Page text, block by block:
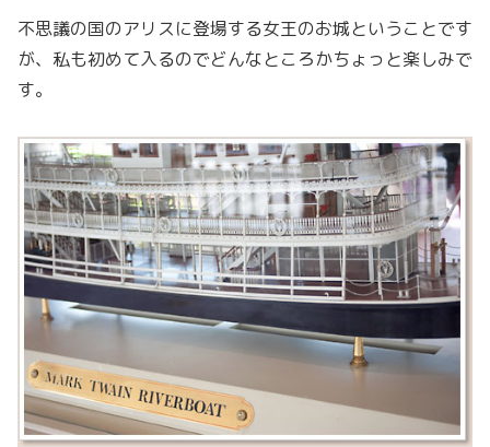
不思議の国のアリスに登場する女王のお城ということです
が、私も初めて入るのでどんなところかちょっと楽しみで
す。